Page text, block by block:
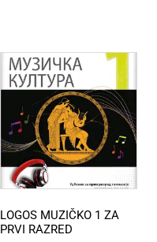
LOGOS MUZIČKO 1 ZA
PRVI RAZRED